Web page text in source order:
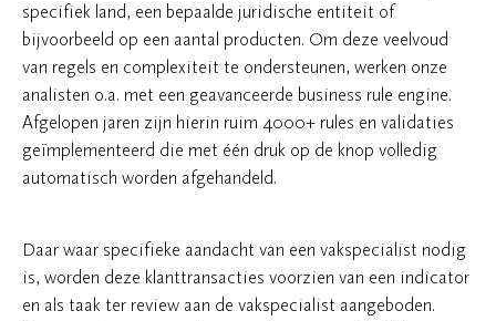
specifiek land, een bepaalde juridische entiteit of
bijvoorbeeld op een aantal producten. Om deze veelvoud
van regels en complexiteit te ondersteunen, werken onze
analisten o.a. met een geavanceerde business rule engine.
Afgelopen jaren zijn hierin ruim 4000+ rules en validaties
geïmplementeerd die met één druk op de knop volledig
automatisch worden afgehandeld.
Daar waar specifieke aandacht van een vakspecialist nodig
is, worden deze klanttransacties voorzien van een indicator
en als taak ter review aan de vakspecialist aangeboden.